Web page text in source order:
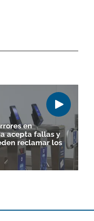
en
acepta fallas y
reclamar los